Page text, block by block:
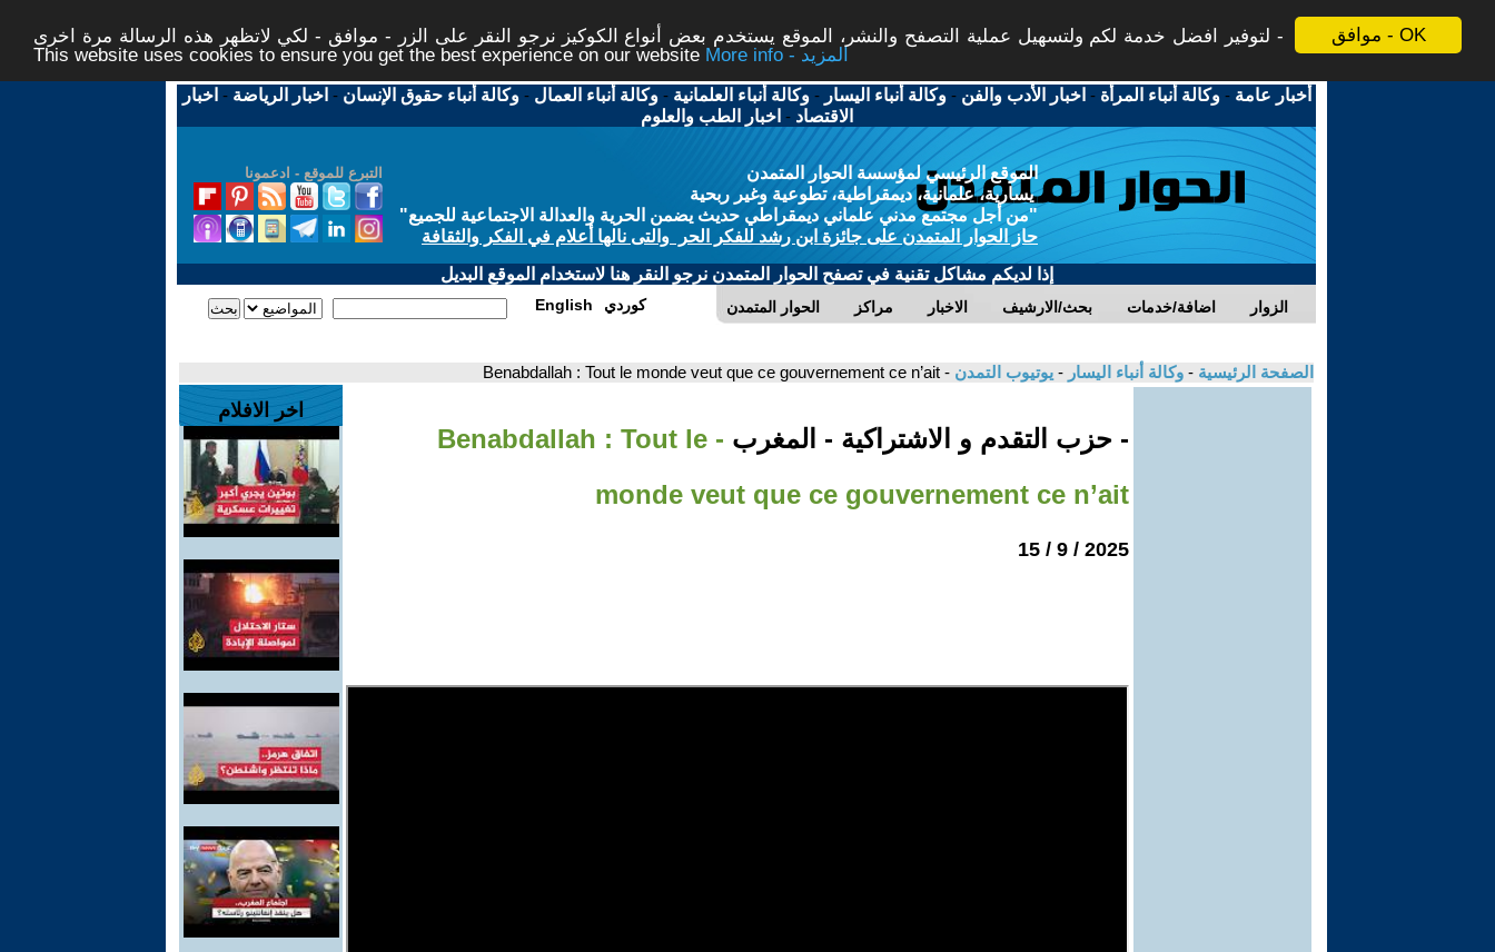
موافق - OK
لتوفير افضل خدمة لكم ولتسهيل عملية التصفح والنشر، الموقع يستخدم بعض أنواع الكوكيز نرجو النقر على الزر - موافق - لكي لاتظهر هذه الرسالة مرة اخرى -
This website uses cookies to ensure you get the best experience on our website
More info - المزيد
أخبار عامة -وكالة أنباء المرأة - اخبار الأدب والفن -وكالة أنباء اليسار -وكالة أنباء العلمانية -وكالة أنباء العمال -وكالة أنباء حقوق الإنسان - اخبار الرياضة - اخبار
الاقتصاد - اخبار الطب والعلوم
التبرع للموقع - ادعمونا
الموقع الرئيسي لمؤسسة الحوار المتمدن
يسارية، علمانية، ديمقراطية، تطوعية وغير ربحية
"من أجل مجتمع مدني علماني ديمقراطي حديث يضمن الحرية والعدالة الاجتماعية للجميع"
حاز الحوار المتمدن على جائزة ابن رشد للفكر الحر والتى نالها أعلام في الفكر والثقافة
إذا لديكم مشاكل تقنية في تصفح الحوار المتمدن نرجو النقر هنا لاستخدام الموقع البديل
الحوار المتمدن مراكز الاخبار بحث/الارشيف اضافة/خدمات الزوار English كوردي
الصفحة الرئيسية - وكالة أنباء اليسار - يوتيوب التمدن - Benabdallah : Tout le monde veut que ce gouvernement ce n’ait
- حزب التقدم و الاشتراكية - المغرب
- Benabdallah : Tout le
monde veut que ce gouvernement ce n’ait
2025 / 9 / 15
اخر الافلام